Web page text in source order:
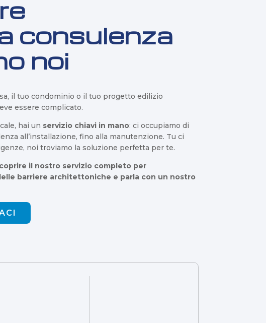
consulenza
noi
il tuo condominio o il tuo progetto edilizio
essere complicato.
hai un servizio chiavi in mano: ci occupiamo di
all’installazione, fino alla manutenzione. Tu ci
noi troviamo la soluzione perfetta per te.
il nostro servizio completo per
barriere architettoniche e parla con un nostro